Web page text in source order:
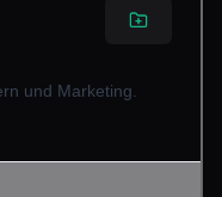
und Marketing.